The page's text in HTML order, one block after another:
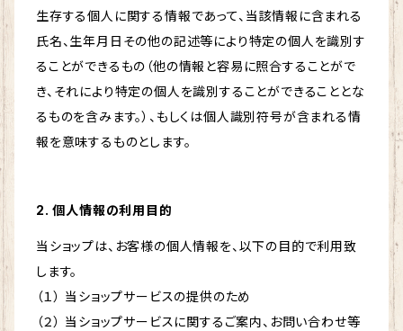
生存する個人に関する情報であって、当該情報に含まれる
氏名、生年月日その他の記述等により特定の個人を識別す
ることができるもの（他の情報と容易に照合することがで
き、それにより特定の個人を識別することができることとな
るものを含みます。）、もしくは個人識別符号が含まれる情
報を意味するものとします。
2. 個人情報の利用目的
当ショップは、お客様の個人情報を、以下の目的で利用致
します。
（１） 当ショップサービスの提供のため
（２） 当ショップサービスに関するご案内、お問い合わせ等